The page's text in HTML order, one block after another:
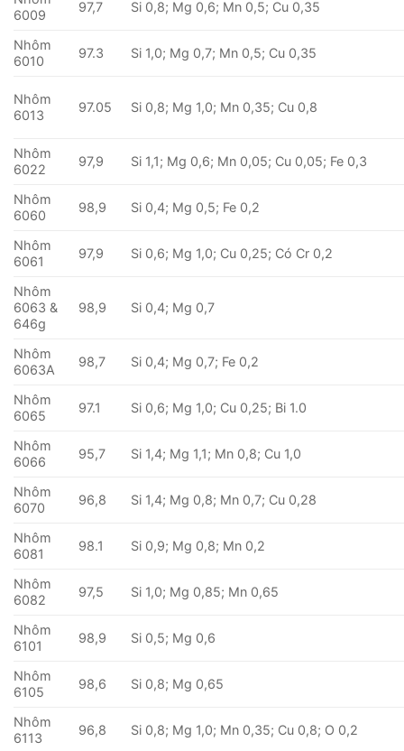
6009
97,7 Si 0,8; Mg 0,6; Mn 0,5; Cu 0,35
Nhôm
6010
97.3 Si 1,0; Mg 0,7; Mn 0,5; Cu 0,35
Nhôm
6013
97.05 Si 0,8; Mg 1,0; Mn 0,35; Cu 0,8
Nhôm
6022
97,9 Si 1,1; Mg 0,6; Mn 0,05; Cu 0,05; Fe 0,3
Nhôm
6060
98,9 Si 0,4; Mg 0,5; Fe 0,2
Nhôm
6061
97,9 Si 0,6; Mg 1,0; Cu 0,25; Có Cr 0,2
Nhôm
6063 &
646g
98,9 Si 0,4; Mg 0,7
Nhôm
6063A
98,7 Si 0,4; Mg 0,7; Fe 0,2
Nhôm
6065
97.1 Si 0,6; Mg 1,0; Cu 0,25; Bi 1.0
Nhôm
6066
95,7 Si 1,4; Mg 1,1; Mn 0,8; Cu 1,0
Nhôm
6070
96,8 Si 1,4; Mg 0,8; Mn 0,7; Cu 0,28
Nhôm
6081
98.1 Si 0,9; Mg 0,8; Mn 0,2
Nhôm
6082
97,5 Si 1,0; Mg 0,85; Mn 0,65
Nhôm
6101
98,9 Si 0,5; Mg 0,6
Nhôm
6105
98,6 Si 0,8; Mg 0,65
Nhôm
6113
96,8 Si 0,8; Mg 1,0; Mn 0,35; Cu 0,8; O 0,2